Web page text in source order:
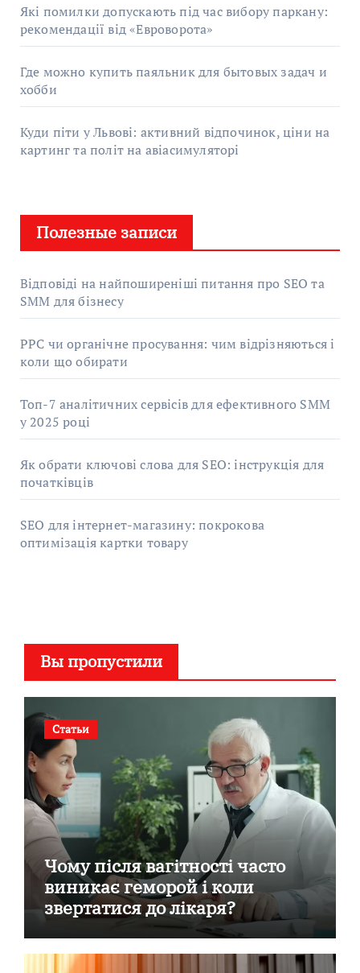
Які помилки допускають під час вибору паркану:
рекомендації від «Евроворота»
Где можно купить паяльник для бытовых задач и
хобби
Куди піти у Львові: активний відпочинок, ціни на
картинг та політ на авіасимуляторі
Полезные записи
Відповіді на найпоширеніші питання про SEO та
SMM для бізнесу
PPC чи органічне просування: чим відрізняються і
коли що обирати
Топ-7 аналітичних сервісів для ефективного SMM
у 2025 році
Як обрати ключові слова для SEO: інструкція для
початківців
SEO для інтернет-магазину: покрокова
оптимізація картки товару
Вы пропустили
Статьи
Чому після вагітності часто
виникає геморой і коли
звертатися до лікаря?